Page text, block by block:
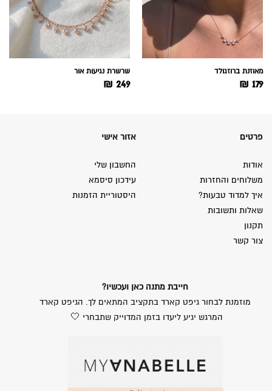
מאוזנת ברוזגולד
179
₪
שרשרת נגיעות אור
249
₪
פרטים
אודות
משלוחים והחזרות
איך למדוד טבעות?
שאלות ותשובות
תקנון
צור קשר
אזור אישי
החשבון שלי
עידכון סיסמא
היסטוריית הזמנות
חייבת מתנה כאן ועכשיו?
מוזמנת לבחור גיפט קארד בתקציב המתאים לך. הגיפט קארד
המרגש יגיע ליעדו בזמן המדוייק שתבחרי 🤍